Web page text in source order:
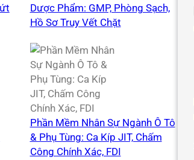
Dược Phẩm: GMP, Phòng Sạch,
Hồ Sơ Truy Vết Chặt
Phần Mềm Nhân Sự Ngành Ô Tô
& Phụ Tùng: Ca Kíp JIT, Chấm
Công Chính Xác, FDI